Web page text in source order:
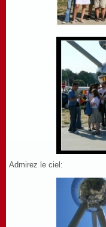
Admirez le ciel: